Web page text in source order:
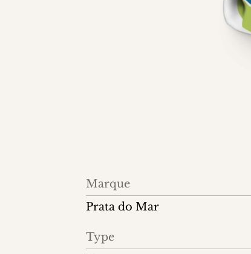
Information
produit
Marque
Prata do Mar
Type